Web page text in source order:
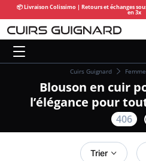
📦 Livraison Colissimo | Retours et échanges
en 3x
Cuirs Guignard Femme
Blouson en cuir
l’élégance pour
406
Trier